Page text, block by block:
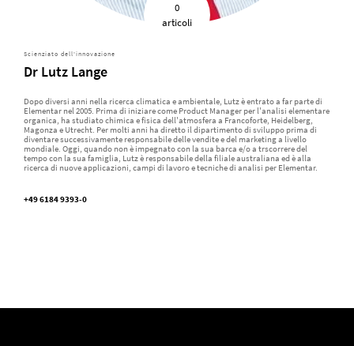
0
articoli
Scienziato dell'innovazione
Dr Lutz Lange
Dopo diversi anni nella ricerca climatica e ambientale, Lutz è entrato a far parte di
Elementar nel 2005. Prima di iniziare come Product Manager per l'analisi elementare
organica, ha studiato chimica e fisica dell'atmosfera a Francoforte, Heidelberg,
Magonza e Utrecht. Per molti anni ha diretto il dipartimento di sviluppo prima di
diventare successivamente responsabile delle vendite e del marketing a livello
mondiale. Oggi, quando non è impegnato con la sua barca e/o a trscorrere del
tempo con la sua famiglia, Lutz è responsabile della filiale australiana ed è alla
ricerca di nuove applicazioni, campi di lavoro e tecniche di analisi per Elementar.
+49 6184 9393-0